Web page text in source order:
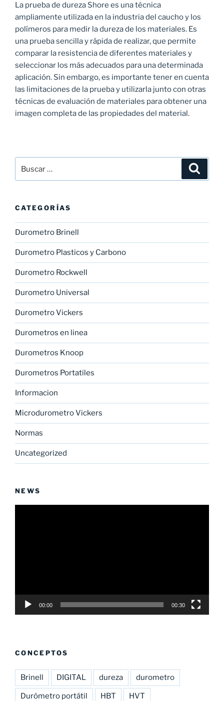
La prueba de dureza Shore es una técnica
ampliamente utilizada en la industria del caucho y los
polímeros para medir la dureza de los materiales. Es
una prueba sencilla y rápida de realizar, que permite
comparar la resistencia de diferentes materiales y
seleccionar los más adecuados para una determinada
aplicación. Sin embargo, es importante tener en cuenta
las limitaciones de la prueba y utilizarla junto con otras
técnicas de evaluación de materiales para obtener una
imagen completa de las propiedades del material.
por:
CATEGORÍAS
Durometro Brinell
Durometro Plasticos y Carbono
Durometro Rockwell
Durometro Universal
Durometro Vickers
Durometros en linea
Durometros Knoop
Durometros Portatiles
Informacion
Microdurometro Vickers
Normas
Uncategorized
NEWS
00:00 00:30
CONCEPTOS
Brinell DIGITAL dureza durometro
Durómetro portátil HBT HVT